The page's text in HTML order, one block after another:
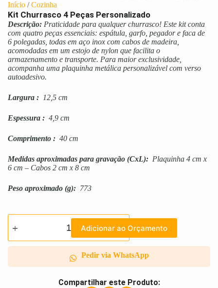
Início /Cozinha
Kit Churrasco 4 Peças Personalizado
Descrição: Praticidade para qualquer churrasco! Este kit conta
com quatro peças essenciais: espátula, garfo, pegador e faca de
6 polegadas, todas em aço inox com cabos de madeira,
acomodadas em um estojo de nylon que facilita o
armazenamento e transporte. Para maior exclusividade,
acompanha uma plaquinha metálica personalizável com verso
autoadesivo.
Largura : 12,5 cm
Espessura : 4,9 cm
Comprimento : 40 cm
Medidas aproximadas para gravação (CxL): Plaquinha 4 cm x
6 cm – Cabos 2 cm x 8 cm
Peso aproximado (g): 773
Adicionar ao Orçamento
Pedir via WhatsApp
Compartilhar este Produto: